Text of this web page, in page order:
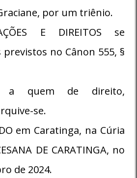
por um triênio.
E DIREITOS se
no Cânon 555, §
a quem de direito,
se.
em Caratinga, na Cúria
DE CARATINGA, no
de 2024.